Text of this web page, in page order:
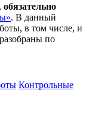
обязательно
. В данный
в том числе, и
по
Контрольные